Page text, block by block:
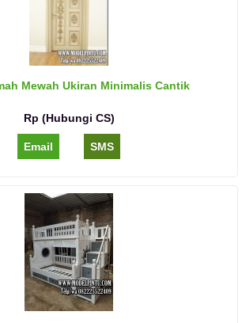
Mewah Ukiran Minimalis Cantik
Rp (Hubungi CS)
Email SMS